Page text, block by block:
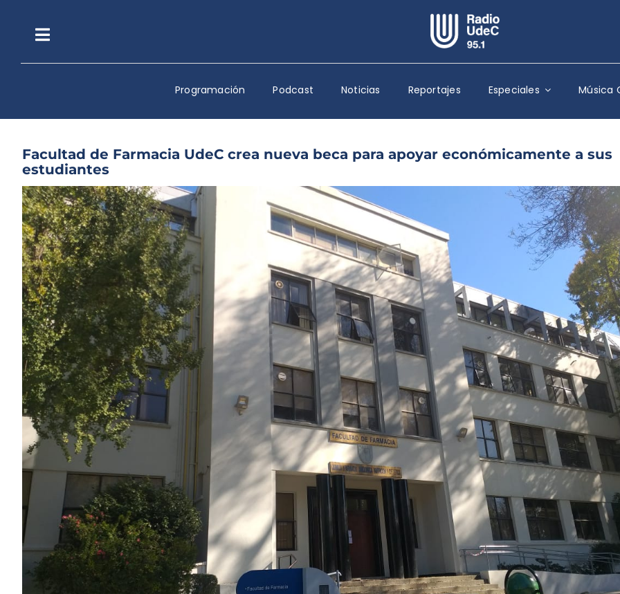
contenidoToggle
Navigation
Escuchar Radio UdeC en vivo
Quiénes Somos
Programación
Podcast
Columnas
Música Clásica
Especiales
Archivo Sonoro
Programación Podcast Noticias Reportajes Especiales Música
Facultad de Farmacia UdeC crea nueva beca para apoyar económicamente a sus
estudiantes
Ver
imagen
más
grande